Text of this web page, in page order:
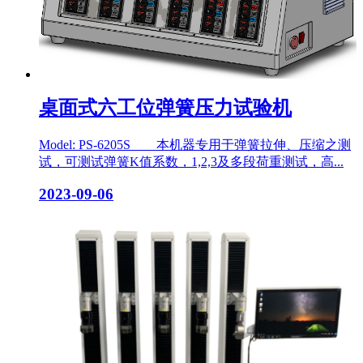
桌面式六工位弹簧压力试验机
Model: PS-6205S 本机器专用于弹簧拉伸、压缩之测
试，可测试弹簧K值系数，1,2,3及多段荷重测试，高...
2023-09-06